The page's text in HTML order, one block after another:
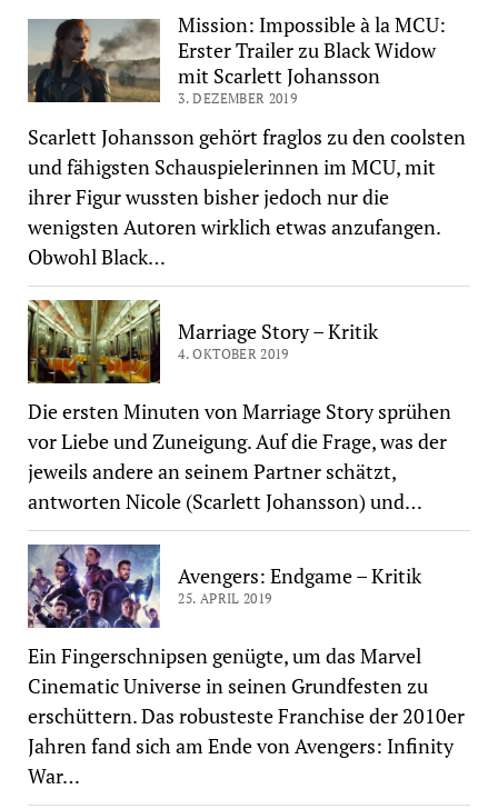
Mission: Impossible à la MCU:
Erster Trailer zu Black Widow
mit Scarlett Johansson
3. DEZEMBER 2019
Scarlett Johansson gehört fraglos zu den coolsten
und fähigsten Schauspielerinnen im MCU, mit
ihrer Figur wussten bisher jedoch nur die
wenigsten Autoren wirklich etwas anzufangen.
Obwohl Black…
Marriage Story – Kritik
4. OKTOBER 2019
Die ersten Minuten von Marriage Story sprühen
vor Liebe und Zuneigung. Auf die Frage, was der
jeweils andere an seinem Partner schätzt,
antworten Nicole (Scarlett Johansson) und…
Avengers: Endgame – Kritik
25. APRIL 2019
Ein Fingerschnipsen genügte, um das Marvel
Cinematic Universe in seinen Grundfesten zu
erschüttern. Das robusteste Franchise der 2010er
Jahren fand sich am Ende von Avengers: Infinity
War…